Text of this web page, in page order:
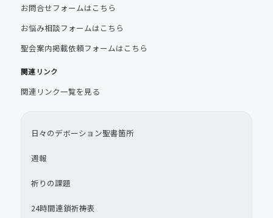
お問合せフォームはこちら
お悩み相談フォームはこちら
聖会案内掲載依頼フォームはこちら
関連リンク
関連リンク一覧を見る
日々のデボーション聖書箇所
週報
祈りの課題
24時間連鎖祈祷表